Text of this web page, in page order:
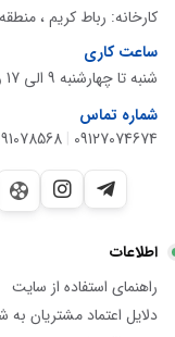
کارخانه: رباط کریم ،
ساعت کاری
شنبه تا چهارشنبه 9 الی 17 و پنجشنبه 9 الی 13
شماره تماس
09127074674
|
اطلاعات
راهنمای استفاده از سایت
دلایل اعتماد مشتریان